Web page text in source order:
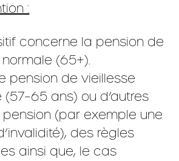
:
concerne la pension de
(65+).
pension de vieillesse
ans) ou d’autres
(par exemple une
des règles
ainsi que, le cas